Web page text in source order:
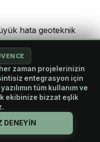
hata geoteknik
30cm
değerlerinin alınıp,
göre
SETAF’da
belirnirse. bu
temel oturma
bulunan temel
ve farkın
her zaman projelerinizin
entegrasyon için
tüm kullanım ve
ekibinize bizzat eşlik
DENEYİN